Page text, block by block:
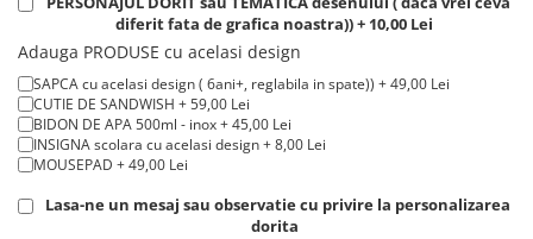
Cadouri GRAVIDE
Cadouri pentru sportivi
Cadouri Pensionare
Cadouri Colegi, sefi sau angajati
Cadouri pentru Doctori
Cadouri pentru Sfânta Maria
Martisoare
diferit fata de grafica noastra)) + 10,00 Lei
Adauga PRODUSE cu acelasi design
SAPCA cu acelasi design ( 6ani+, reglabila in spate)) + 49,00 Lei
CUTIE DE SANDWISH + 59,00 Lei
BIDON DE APA 500ml - inox + 45,00 Lei
INSIGNA scolara cu acelasi design + 8,00 Lei
MOUSEPAD + 49,00 Lei
Lasa-ne un mesaj sau observatie cu privire la personalizarea
dorita